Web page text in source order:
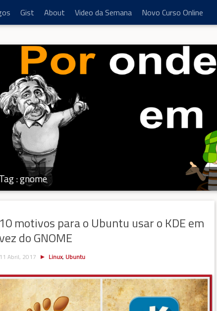
Gist About Video da Semana Novo Curso Online
Tag :gnome
10 motivos para o Ubuntu usar o KDE em
do GNOME
11 Abril, 2017 Linux, Ubuntu